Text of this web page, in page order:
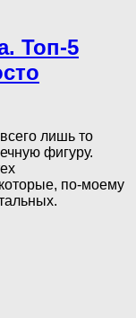
Топ-5
лишь то
фигуру.
по-моему